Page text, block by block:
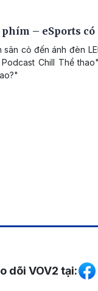
– eSports
cỏ đến ánh đèn
Chill Thể
xã hội
dõi VOV2 tại: